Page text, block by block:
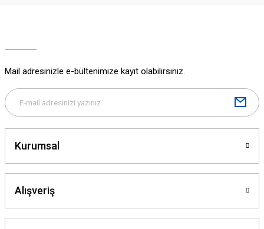
Bu ürüne benzer farklı alternatifler olmalı.
Mail adresinizle e-bültenimize kayıt olabilirsiniz.
Kurumsal
Alışveriş